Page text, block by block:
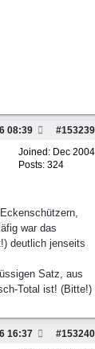
#153239
08:39
Joined: Dec 2004
Posts: 324
war das
deutlich jenseits
Satz, aus
Total ist! (Bitte!)
#153240
16:37